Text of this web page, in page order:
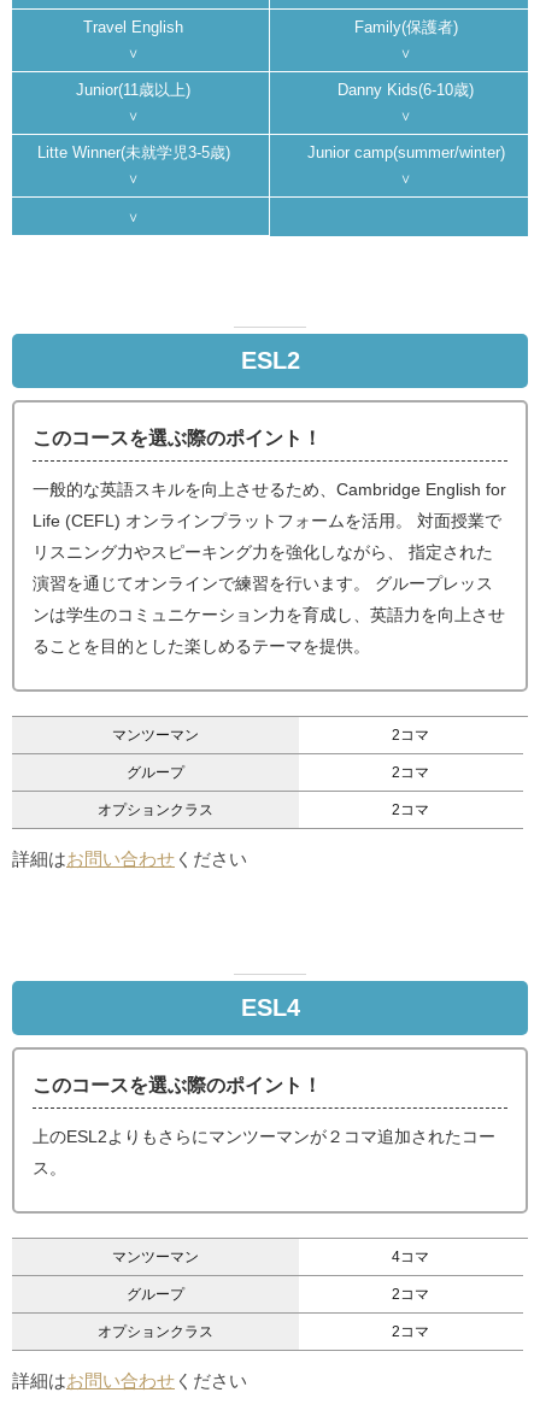
Travel English Family(保護者)
Junior(11歳以上) Danny Kids(6-10歳)
Litte Winner(未就学児3-5歳) Junior camp(summer/winter)
ESL2
このコースを選ぶ際のポイント！
一般的な英語スキルを向上させるため、Cambridge English for
Life (CEFL) オンラインプラットフォームを活用。 対面授業で
リスニング力やスピーキング力を強化しながら、 指定された
演習を通じてオンラインで練習を行います。 グループレッス
ンは学生のコミュニケーション力を育成し、英語力を向上させ
ることを目的とした楽しめるテーマを提供。
マンツーマン 2コマ
グループ 2コマ
オプションクラス 2コマ
詳細はお問い合わせ ください
ESL4
このコースを選ぶ際のポイント！
上のESL2よりもさらにマンツーマンが２コマ追加されたコー
ス。
マンツーマン 4コマ
グループ 2コマ
オプションクラス 2コマ
詳細はお問い合わせ ください